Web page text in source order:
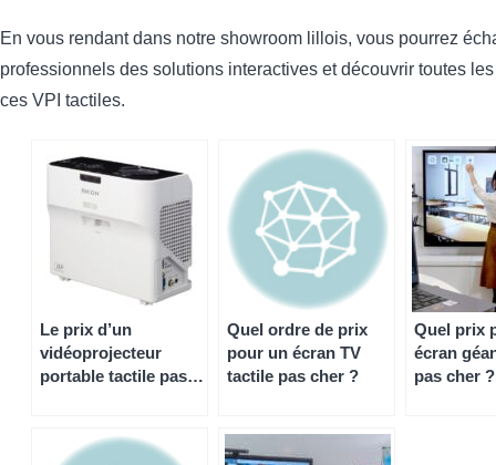
En vous rendant dans notre showroom lillois, vous pourrez
professionnels des solutions interactives et découvrir toutes
ces VPI tactiles.
Le prix d’un
vidéoprojecteur
portable tactile pas
Quel ordre de prix
pour un écran TV
tactile pas cher ?
Quel prix
écran
pas cher ?